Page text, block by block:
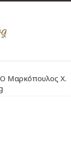
Ο Μαρκόπουλος Χ.